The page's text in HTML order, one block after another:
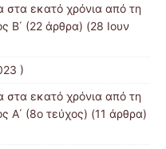
στα εκατό χρόνια από τη
B΄ (22 άρθρα) (28 Ιουν
)
στα εκατό χρόνια από τη
Α΄ (8ο τεύχος) (11 άρθρα)